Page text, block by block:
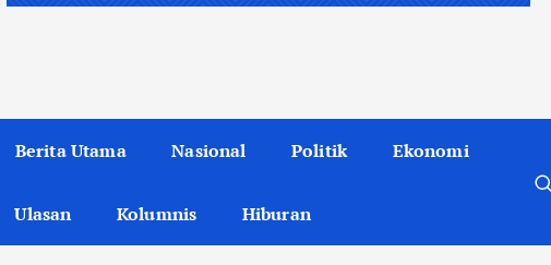
Berita Utama Nasional Politik Ekonomi
Ulasan Kolumnis Hiburan